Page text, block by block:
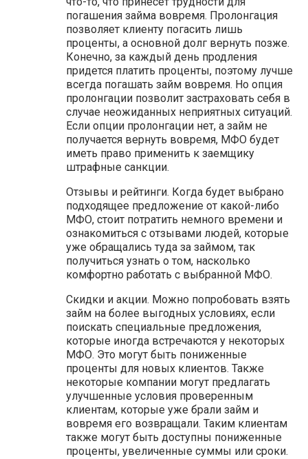
погашения займа вовремя. Пролонгация
позволяет клиенту погасить лишь
проценты, а основной долг вернуть позже.
Конечно, за каждый день продления
придется платить проценты, поэтому лучше
всегда погашать займ вовремя. Но опция
пролонгации позволит застраховать себя в
случае неожиданных неприятных ситуаций.
Если опции пролонгации нет, а займ не
получается вернуть вовремя, МФО будет
иметь право применить к заемщику
штрафные санкции.
Отзывы и рейтинги. Когда будет выбрано
подходящее предложение от какой-либо
МФО, стоит потратить немного времени и
ознакомиться с отзывами людей, которые
уже обращались туда за займом, так
получиться узнать о том, насколько
комфортно работать с выбранной МФО.
Скидки и акции. Можно попробовать взять
займ на более выгодных условиях, если
поискать специальные предложения,
которые иногда встречаются у некоторых
МФО. Это могут быть пониженные
проценты для новых клиентов. Также
некоторые компании могут предлагать
улучшенные условия проверенным
клиентам, которые уже брали займ и
вовремя его возвращали. Таким клиентам
также могут быть доступны пониженные
проценты, увеличенные суммы или сроки.